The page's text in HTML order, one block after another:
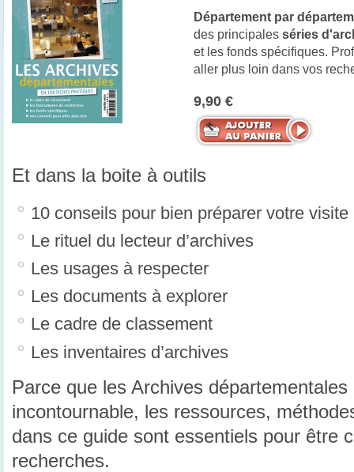
Département par
des principales séries
et les fonds spécifiques.
aller plus loin dans vos
9,90 €
Et dans la boite à outils
10 conseils pour bien préparer votre visite
Le rituel du lecteur d’archives
Les usages à respecter
Les documents à explorer
Le cadre de classement
Les inventaires d’archives
Parce que les Archives
incontournable, les ressources,
dans ce guide sont essentiels pour être
recherches.